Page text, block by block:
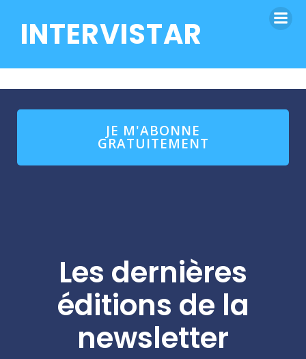
INTERVISTAR
JE M'ABONNE
GRATUITEMENT
Les dernières
éditions de la
newsletter